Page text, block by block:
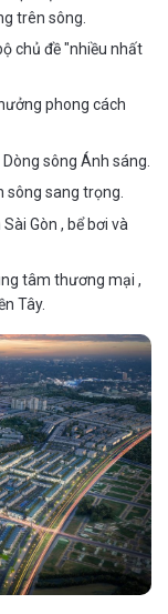
trên sông.
chủ đề "nhiều nhất
phong cách
sông Ánh sáng.
sông sang trọng.
Gòn , bể bơi và
tâm thương mại ,
Tây.